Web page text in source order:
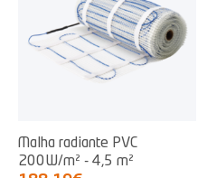
Malha radiante PVC
200W/m² - 4,5 m²